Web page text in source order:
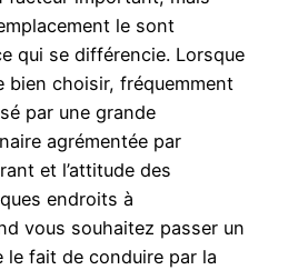
le sont
qui se différencie. Lorsque
bien choisir, fréquemment
par une grande
agrémentée par
et l’attitude des
endroits à
vous souhaitez passer un
fait de conduire par la